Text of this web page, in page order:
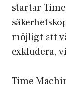
startar
möjligt att
exkludera,
Time